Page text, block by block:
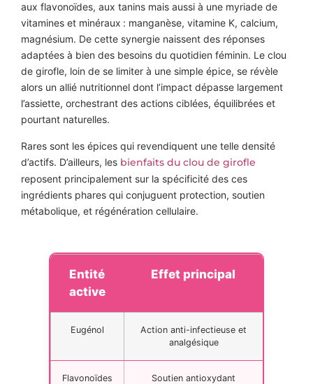
aux flavonoïdes, aux tanins mais aussi à une myriade de
vitamines et minéraux : manganèse, vitamine K, calcium,
magnésium. De cette synergie naissent des réponses
adaptées à bien des besoins du quotidien féminin. Le clou
de girofle, loin de se limiter à une simple épice, se révèle
alors un allié nutritionnel dont l’impact dépasse largement
l’assiette, orchestrant des actions ciblées, équilibrées et
pourtant naturelles.
Rares sont les épices qui revendiquent une telle densité
d’actifs. D’ailleurs, les bienfaits du clou de girofle
reposent principalement sur la spécificité des ces
ingrédients phares qui conjuguent protection, soutien
métabolique, et régénération cellulaire.
Entité
active
Effet principal
Eugénol
Action anti-infectieuse et
analgésique
Flavonoïdes Soutien antioxydant